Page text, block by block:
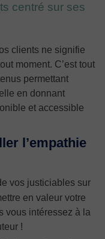
centré sur ses
clients ne signifie
moment. C’est tout
permettant
en donnant
et accessible
l’empathie
vos justiciables sur
en valeur votre
vous intéressez à la
!